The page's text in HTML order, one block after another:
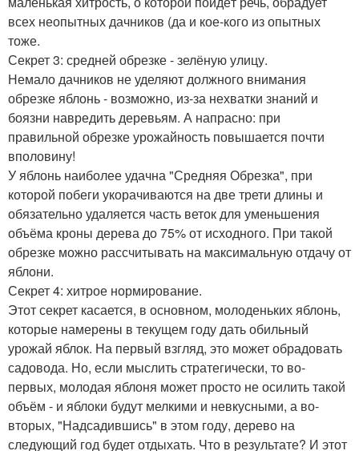
всех неопытных дачников (да и кое-кого из опытных
тоже.
Секрет 3: средней обрезке - зелёную улицу.
Немало дачников не уделяют должного внимания
обрезке яблонь - возможно, из-за нехватки знаний и
боязни навредить деревьям. А напрасно: при
правильной обрезке урожайность повышается почти
вполовину!
У яблонь наиболее удачна "Средняя Обрезка", при
которой побеги укорачиваются на две трети длины и
обязательно удаляется часть веток для уменьшения
объёма кроны дерева до 75% от исходного. При такой
обрезке можно рассчитывать на максимальную отдачу от
яблони.
Секрет 4: хитрое нормирование.
Этот секрет касается, в основном, молоденьких яблонь,
которые намерены в текущем году дать обильный
урожай яблок. На первый взгляд, это может обрадовать
садовода. Но, если мыслить стратегически, то во-
первых, молодая яблоня может просто не осилить такой
объём - и яблоки будут мелкими и невкусными, а во-
вторых, "Надсадившись" в этом году, дерево на
следующий год будет отдыхать. Что в результате? И этот